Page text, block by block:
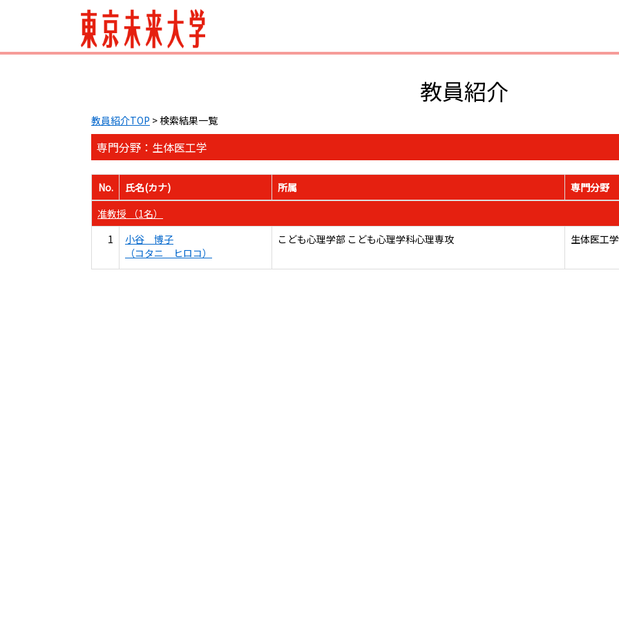
教員紹介
教員紹介TOP > 検索結果一覧
専門分野：生体医工学
No. 氏名(カナ) 所属
専門分野
准教授 （1名）
1
小谷 博子
（コタニ ヒロコ）
こども心理学部 こども心理学科心理専攻 生体医工学